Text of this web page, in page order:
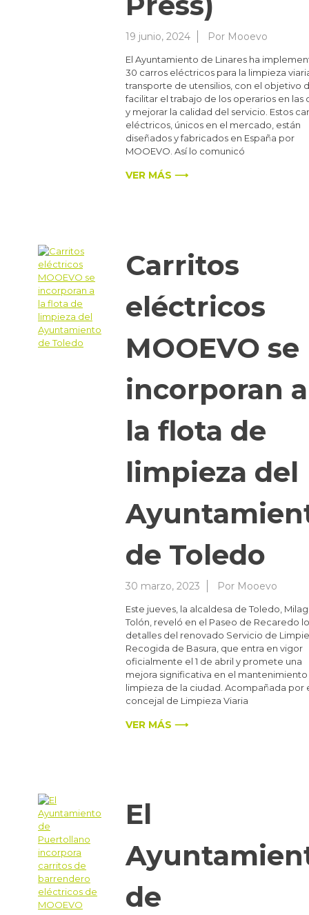
19 junio, 2024 Por Mooevo
El Ayuntamiento de Linares ha
30 carros eléctricos para la limpieza
transporte de utensilios, con el objetivo
facilitar el trabajo de los operarios en las
y mejorar la calidad del servicio. Estos
eléctricos, únicos en el mercado, están
diseñados y fabricados en España por
MOOEVO. Así lo comunicó
VER MÁS ⟶
Carritos
eléctricos
MOOEVO se
incorporan a
la flota de
limpieza del
de Toledo
30 marzo, 2023 Por Mooevo
Este jueves, la alcaldesa de Toledo,
Tolón, reveló en el Paseo de Recaredo
detalles del renovado Servicio de
Recogida de Basura, que entra en vigor
oficialmente el 1 de abril y promete una
mejora significativa en el mantenimiento
limpieza de la ciudad. Acompañada por
concejal de Limpieza Viaria
VER MÁS ⟶
El
de